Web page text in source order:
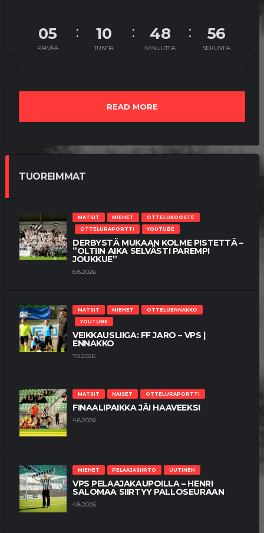
05
PÄIVÄÄ
10
TUNTIA
48
MINUUTTIA
56
SEKUNTIA
READ MORE
TUOREIMMAT
MATSIT MIEHET
OTTELUKOOSTE
OTTELURAPORTTI
YOUTUBE
DERBYSTÄ MUKAAN KOLME PISTETTÄ –
”OLTIIN AIKA SELVÄSTI PAREMPI
JOUKKUE”
8.8.2026
MATSIT MIEHET
OTTELUENNAKKO
YOUTUBE
VEIKKAUSLIIGA: FF JARO – VPS |
ENNAKKO
7.8.2026
MATSIT NAISET OTTELURAPORTTI
FINAALIPAIKKA JÄI HAAVEEKSI
4.8.2026
MIEHET PELAAJASIIRTO UUTINEN
VPS PELAAJAKAUPOILLA – HENRI
SALOMAA SIIRTYY PALLOSEURAAN
4.8.2026